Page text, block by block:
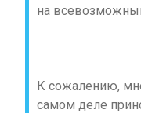
на
К сожалению,
самом деле